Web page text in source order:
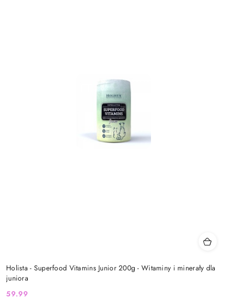
Holista - Superfood Vitamins Junior 200g - Witaminy i minerały dla
juniora
Cena:
59.99